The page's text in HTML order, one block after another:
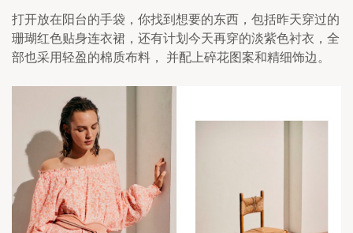
打开放在阳台的手袋，你找到想要的东西，包括昨天穿过的
珊瑚红色贴身连衣裙，还有计划今天再穿的淡紫色衬衣，全
部也采用轻盈的棉质布料， 并配上碎花图案和精细饰边。